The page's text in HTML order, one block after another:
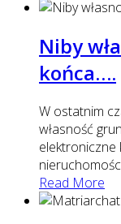
Niby
końca….
W ostatnim
własność
elektroniczne
Read More